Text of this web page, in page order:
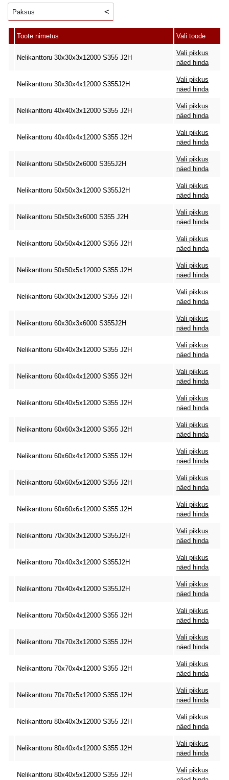
Paksus
Toote nimetus Vali toode
Nelikanttoru 30x30x3x12000 S355 J2H
Vali pikkus
näed hinda
Nelikanttoru 30x30x4x12000 S355J2H
Vali pikkus
näed hinda
Nelikanttoru 40x40x3x12000 S355 J2H
Vali pikkus
näed hinda
Nelikanttoru 40x40x4x12000 S355 J2H
Vali pikkus
näed hinda
Nelikanttoru 50x50x2x6000 S355J2H
Vali pikkus
näed hinda
Nelikanttoru 50x50x3x12000 S355J2H
Vali pikkus
näed hinda
Nelikanttoru 50x50x3x6000 S355 J2H
Vali pikkus
näed hinda
Nelikanttoru 50x50x4x12000 S355 J2H
Vali pikkus
näed hinda
Nelikanttoru 50x50x5x12000 S355 J2H
Vali pikkus
näed hinda
Nelikanttoru 60x30x3x12000 S355 J2H
Vali pikkus
näed hinda
Nelikanttoru 60x30x3x6000 S355J2H
Vali pikkus
näed hinda
Nelikanttoru 60x40x3x12000 S355 J2H
Vali pikkus
näed hinda
Nelikanttoru 60x40x4x12000 S355 J2H
Vali pikkus
näed hinda
Nelikanttoru 60x40x5x12000 S355 J2H
Vali pikkus
näed hinda
Nelikanttoru 60x60x3x12000 S355 J2H
Vali pikkus
näed hinda
Nelikanttoru 60x60x4x12000 S355 J2H
Vali pikkus
näed hinda
Nelikanttoru 60x60x5x12000 S355 J2H
Vali pikkus
näed hinda
Nelikanttoru 60x60x6x12000 S355 J2H
Vali pikkus
näed hinda
Nelikanttoru 70x30x3x12000 S355J2H
Vali pikkus
näed hinda
Nelikanttoru 70x40x3x12000 S355J2H
Vali pikkus
näed hinda
Nelikanttoru 70x40x4x12000 S355J2H
Vali pikkus
näed hinda
Nelikanttoru 70x50x4x12000 S355 J2H
Vali pikkus
näed hinda
Nelikanttoru 70x70x3x12000 S355 J2H
Vali pikkus
näed hinda
Nelikanttoru 70x70x4x12000 S355 J2H
Vali pikkus
näed hinda
Nelikanttoru 70x70x5x12000 S355 J2H
Vali pikkus
näed hinda
Nelikanttoru 80x40x3x12000 S355 J2H
Vali pikkus
näed hinda
Nelikanttoru 80x40x4x12000 S355 J2H
Vali pikkus
näed hinda
Nelikanttoru 80x40x5x12000 S355 J2H
Vali pikkus